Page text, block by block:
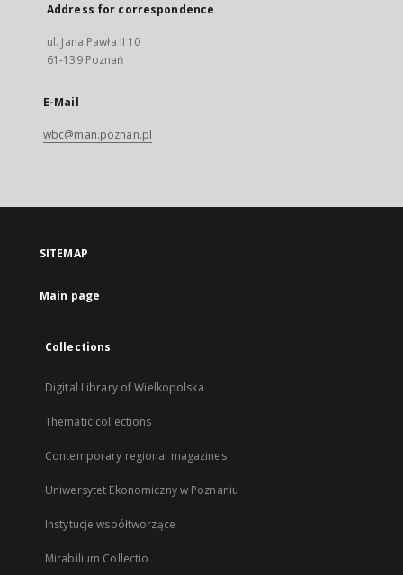
Address for correspondence
ul. Jana Pawła II 10
61-139 Poznań
E-Mail
wbc@man.poznan.pl
SITEMAP
Main page
Collections
Digital Library of Wielkopolska
Thematic collections
Contemporary regional magazines
Uniwersytet Ekonomiczny w Poznaniu
Instytucje współtworzące
Mirabilium Collectio